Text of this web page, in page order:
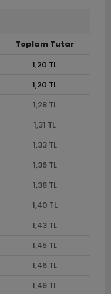
Toplam Tutar
1,20 TL
1,20 TL
1,28 TL
1,31 TL
1,33 TL
1,36 TL
1,38 TL
1,40 TL
1,43 TL
1,45 TL
1,46 TL
1,49 TL